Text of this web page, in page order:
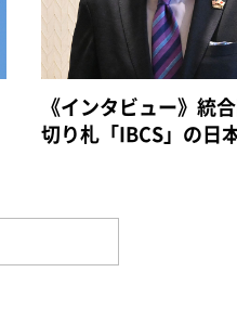
《インタビュー》統
切り札「IBCS」の日